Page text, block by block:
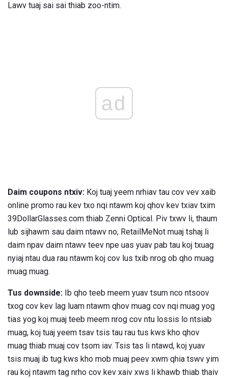
Lawv tuaj sai sai thiab zoo-ntim.
ad
Daim coupons ntxiv: Koj tuaj yeem nrhiav tau cov vev xaib
online promo rau kev txo nqi ntawm koj qhov kev txiav txim
39DollarGlasses.com thiab Zenni Optical. Piv txwv li, thaum
lub sijhawm sau daim ntawv no, RetailMeNot muaj tshaj li
daim npav daim ntawv teev npe uas yuav pab tau koj txuag
nyiaj ntau dua rau ntawm koj cov lus txib nrog ob qho muag
muag muag.
Tus downside: Ib qho teeb meem yuav tsum nco ntsoov
txog cov kev lag luam ntawm qhov muag cov nqi muag yog
tias yog koj muaj teeb meem nrog cov ntu lossis lo ntsiab
muag, koj tuaj yeem tsav tsis tau rau tus kws kho qhov
muag thiab muaj cov tsom iav. Tsis tas li ntawd, koj yuav
tsis muaj ib tug kws kho mob muaj peev xwm qhia tswv yim
rau koj ntawm tag nrho cov kev xaiv xws li khawb thiab thaiv